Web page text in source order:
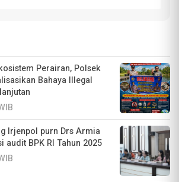
Perairan, Polsek
Bahaya Illegal
Irjenpol purn Drs Armia
audit BPK RI Tahun 2025